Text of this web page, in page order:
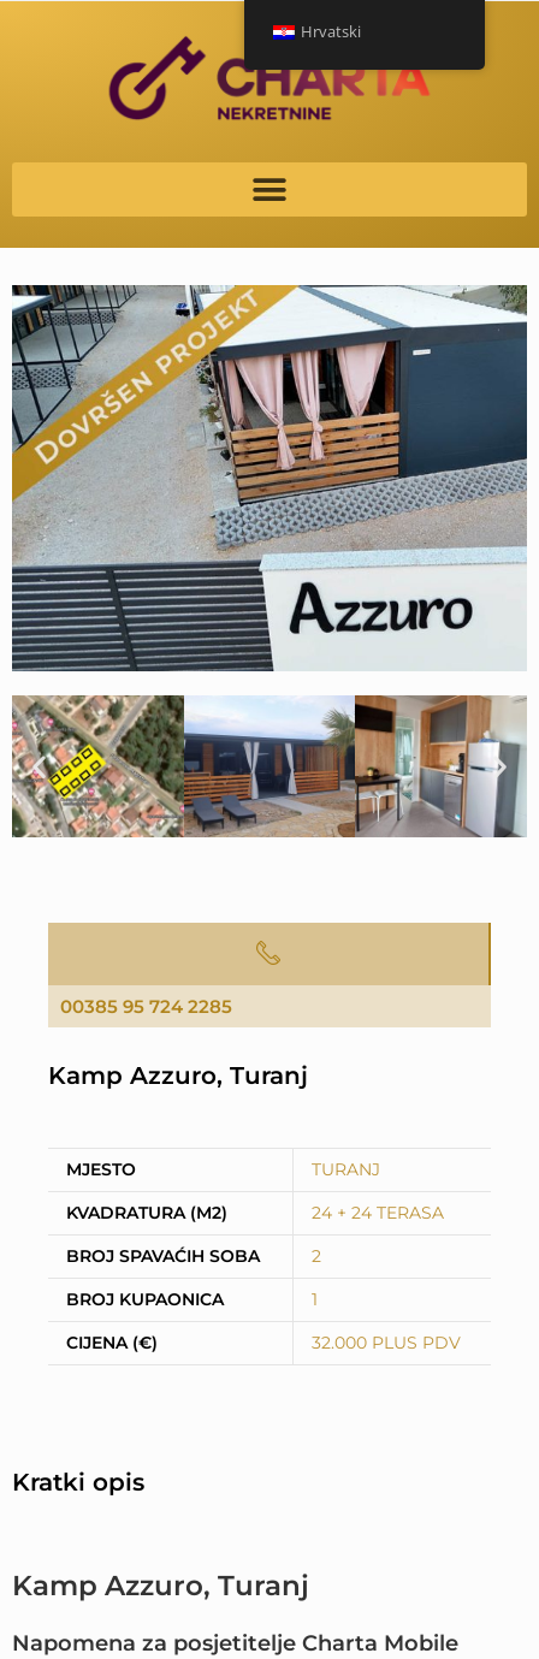
00385 95 724 2285
Kamp Azzuro, Turanj
MJESTO
TURANJ
KVADRATURA (M2)
24 + 24 TERASA
BROJ SPAVAĆIH SOBA
2
BROJ KUPAONICA
1
CIJENA (€)
32.000 PLUS PDV
Kratki opis
Kamp Azzuro, Turanj
Napomena za posjetitelje Charta Mobile
Hrvatski